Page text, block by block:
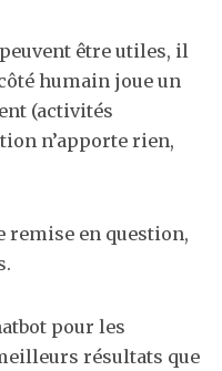
être utiles, il
humain joue un
(activités
n’apporte rien,
remise en question,
pour les
résultats que